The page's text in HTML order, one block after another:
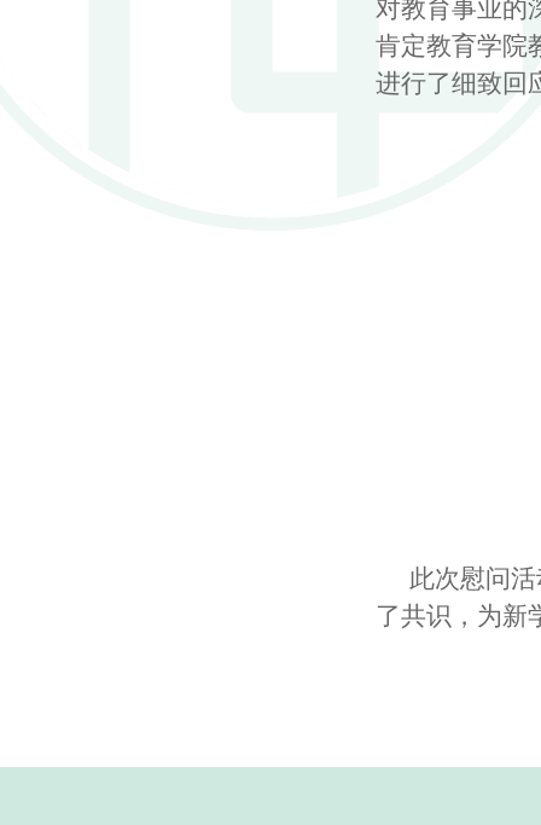
对教育事业的
肯定教育学院
进行了细致回
此次慰问
了共识，为新